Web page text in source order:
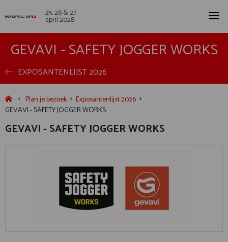
25, 26 & 27
april 2028
GEVAVI - SAFETY JOGGER WORKS
EXPOSANTENLIJST 2026
Plan je bezoek
Exposantenlijst 2026
GEVAVI - SAFETY JOGGER WORKS
GEVAVI - SAFETY JOGGER WORKS